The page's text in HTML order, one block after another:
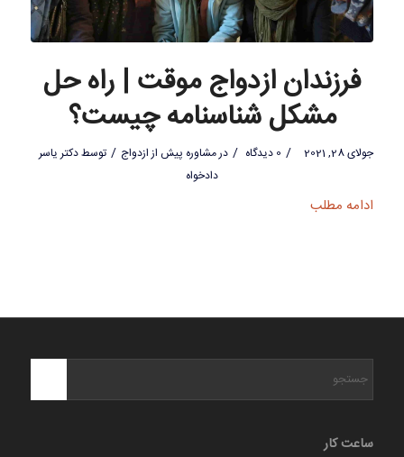
فرزندان ازدواج موقت | راه حل
مشکل شناسنامه چیست؟
جولای 28, 2021 / 0 دیدگاه / درمشاوره پیش از ازدواج / توسطدکتر یاسر
دادخواه
ادامه مطلب
ساعت کار